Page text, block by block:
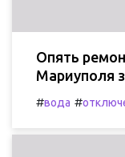
Опять
Мариуполя
#вода #